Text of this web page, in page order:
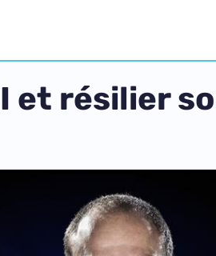
et résilier